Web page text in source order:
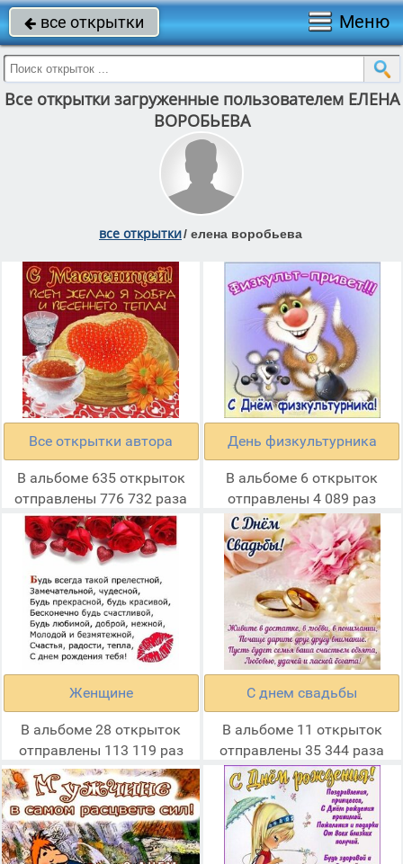
 все открытки Меню
Все открытки загруженные пользователем ЕЛЕНА
ВОРОБЬЕВА
все открытки/ елена воробьева
Все открытки автора
В альбоме 635 открыток
отправлены 776 732 раза
День физкультурника
В альбоме 6 открыток
отправлены 4 089 раз
Женщине
В альбоме 28 открыток
отправлены 113 119 раз
С днем свадьбы
В альбоме 11 открыток
отправлены 35 344 раза